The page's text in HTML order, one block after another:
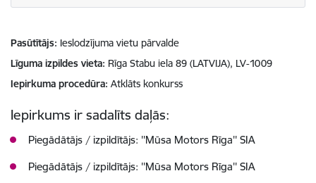
Pasūtītājs Ieslodzījuma vietu pārvalde
Līguma izpildes vieta Rīga Stabu iela 89 (LATVIJA), LV-1009
Iepirkuma procedūra Atklāts konkurss
Iepirkums ir sadalīts daļās:
Piegādātājs / izpildītājs: ''Mūsa Motors Rīga'' SIA
Piegādātājs / izpildītājs: ''Mūsa Motors Rīga'' SIA